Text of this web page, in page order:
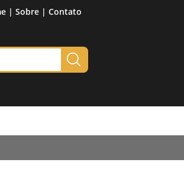
| Sobre | Contato